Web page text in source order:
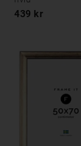
439 kr